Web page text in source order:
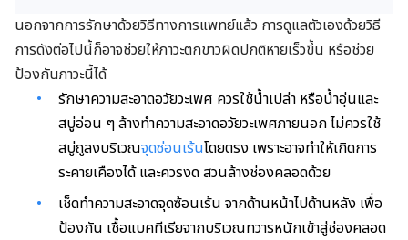
นอกจากการรักษาด้วยวิธีทางการแพทย์แล้ว การดูแลตัวเองด้วยวิธี
การดังต่อไปนี้ก็อาจช่วยให้ภาวะตกขาวผิดปกติหายเร็วขึ้น หรือช่วย
ป้องกันภาวะนี้ได้
รักษาความสะอาดอวัยวะเพศ ควรใช้น้ำเปล่า หรือน้ำอุ่นและ
สบู่อ่อน ๆ ล้างทำความสะอาดอวัยวะเพศภายนอก ไม่ควรใช้
สบู่ถูลงบริเวณจุดซ่อนเร้นโดยตรง เพราะอาจทำให้เกิดการ
ระคายเคืองได้ และควรงด สวนล้างช่องคลอดด้วย
เช็ดทำความสะอาดจุดซ้อนเร้น จากด้านหน้าไปด้านหลัง เพื่อ
ป้องกัน เชื้อแบคทีเรียจากบริเวณทวารหนักเข้าสู่ช่องคลอด